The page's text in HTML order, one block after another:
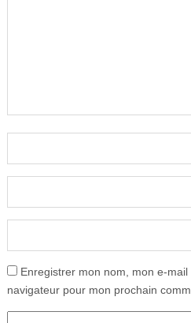
Enregistrer mon nom, mon e-
navigateur pour mon prochain